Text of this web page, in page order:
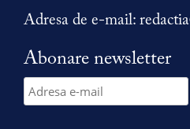
Adresa de e-mail:
Abonare newsletter